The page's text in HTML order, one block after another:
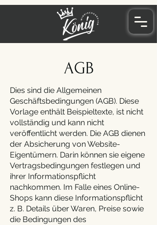
AGB
Dies sind die Allgemeinen
Geschäftsbedingungen (AGB). Diese
Vorlage enthält Beispieltexte, ist nicht
vollständig und kann nicht
veröffentlicht werden. Die AGB dienen
der Absicherung von Website-
Eigentümern. Darin können sie eigene
Vertragsbedingungen festlegen und
ihrer Informationspflicht
nachkommen. Im Falle eines Online-
Shops kann diese Informationspflicht
z. B. Details über Waren, Preise sowie
die Bedingungen des